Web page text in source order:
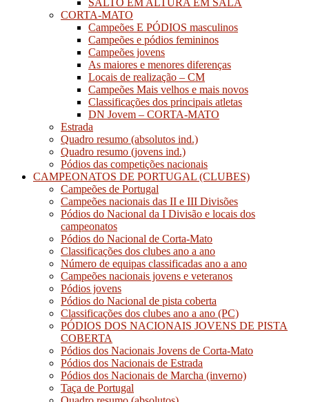
CORTA-MATO
Campeões E PÓDIOS masculinos
Campeões e pódios femininos
Campeões jovens
As maiores e menores diferenças
Locais de realização – CM
Campeões Mais velhos e mais novos
Classificações dos principais atletas
DN Jovem – CORTA-MATO
Estrada
Quadro resumo (absolutos ind.)
Quadro resumo (jovens ind.)
Pódios das competições nacionais
CAMPEONATOS DE PORTUGAL (CLUBES)
Campeões de Portugal
Campeões nacionais das II e III Divisões
Pódios do Nacional da I Divisão e locais dos
campeonatos
Pódios do Nacional de Corta-Mato
Classificações dos clubes ano a ano
Número de equipas classificadas ano a ano
Campeões nacionais jovens e veteranos
Pódios jovens
Pódios do Nacional de pista coberta
Classificações dos clubes ano a ano (PC)
PÓDIOS DOS NACIONAIS JOVENS DE PISTA
COBERTA
Pódios dos Nacionais Jovens de Corta-Mato
Pódios dos Nacionais de Estrada
Pódios dos Nacionais de Marcha (inverno)
Taça de Portugal